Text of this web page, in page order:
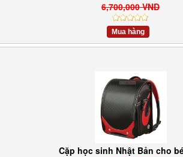
6,700,000 VND
Mua hàng
Cặp học sinh Nhật Bản cho